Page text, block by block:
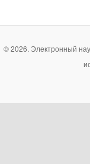
© 2026. Электронный